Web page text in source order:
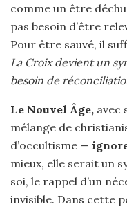
comme un être
pas besoin d’être
Pour être sauvé, il
La Croix devient un
besoin de
Le Nouvel Âge, avec
mélange de
d’occultisme —
mieux, elle serait un
soi, le rappel d’un
invisible. Dans cette